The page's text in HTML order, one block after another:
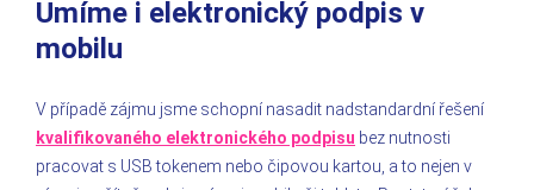
Umíme i elektronický podpis v
mobilu
V případě zájmu jsme schopní nasadit nadstandardní řešení
kvalifikovaného elektronického podpisu bez nutnosti
pracovat s USB tokenem nebo čipovou kartou, a to nejen v